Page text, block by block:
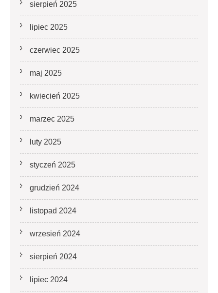
sierpień 2025
lipiec 2025
czerwiec 2025
maj 2025
kwiecień 2025
marzec 2025
luty 2025
styczeń 2025
grudzień 2024
listopad 2024
wrzesień 2024
sierpień 2024
lipiec 2024